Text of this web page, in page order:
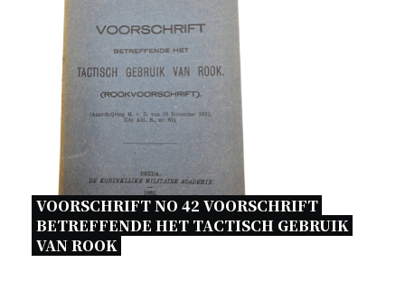
VOORSCHRIFT NO 42 VOORSCHRIFT
BETREFFENDE HET TACTISCH GEBRUIK
VAN ROOK